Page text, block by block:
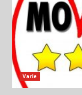
Varie